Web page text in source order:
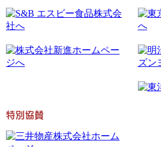
特別協賛